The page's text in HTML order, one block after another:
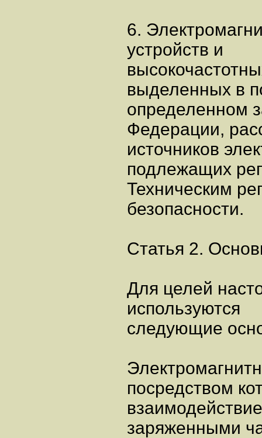
6.
устройств и
выделенных в
определенном
Федерации,
источников
подлежащих
Техническим
безопасности.
Статья 2.
Для целей
используются
следующие
посредством
заряженными